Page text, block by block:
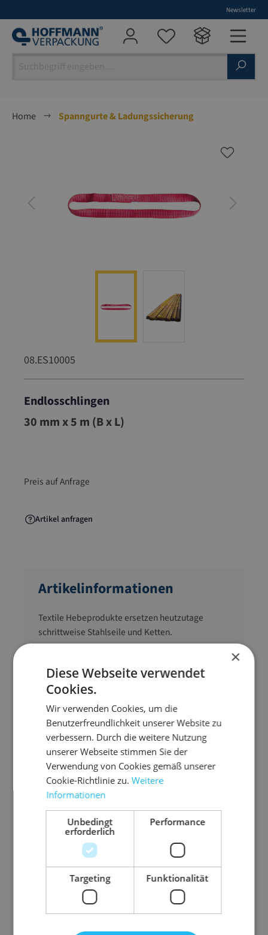
Newsletter
Home
Spanngurte & Ladungssicherung
08.ES10005
Endlosschlingen
08.ES10005
30 mm x 5 m (B x L)
Preis auf Anfrage
Artikel anfragen
Artikelinformationen
Textile Hebeprodukte ersetzen heutzutage
schrittweise Stahlseile und Ketten.
Maschinen, Booten
geringes Eigengewicht
hohe Tragfähigkeit
die Oberfläche des zu hebenden Produktes
wird geschont
deutsche Fertigung gemäß EN 1492-1
Sicherheitsfaktor 1:7
Gurtband aus säure- und hitzefestem
Polyester (PES)
weitere Tragfähigkeiten und Längen auf
Anfrage lieferbar
passende Schutzschläuche aufAnfrage
lieferbar
×
Diese Webseite verwendet
Cookies.
Wir verwenden Cookies, um die
Benutzerfreundlichkeit unserer Website zu
verbessern. Durch die weitere Nutzung
unserer Webseite stimmen Sie der
Verwendung von Cookies gemäß unserer
Cookie-Richtlinie zu.Weitere
Informationen
Unbedingt
erforderlich
Performance
Targeting Funktionalität